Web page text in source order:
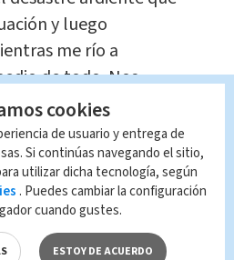
y luego
me río a
de todo. Nos
semana", concluyó.
#espectaculos
#radio
cookies
de usuario y entrega de
Si continúas navegando el sitio,
utilizar dicha tecnología, según
. Puedes cambiar la configuración
cuando gustes.
ESTOY DE ACUERDO